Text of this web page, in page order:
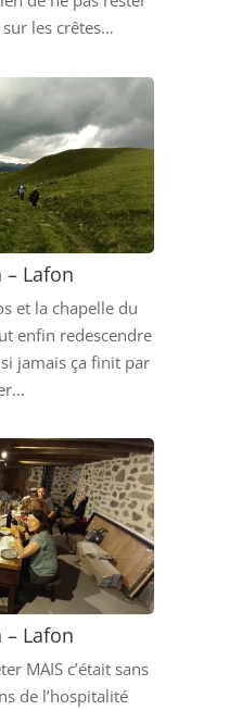
les crêtes…
– Lafon
et la chapelle du
enfin redescendre
jamais ça finit par
– Lafon
MAIS c’était sans
de l’hospitalité